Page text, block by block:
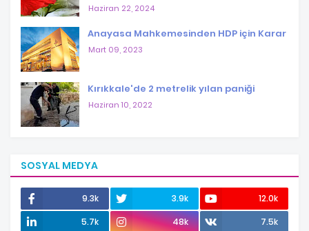
Haziran 22, 2024
Anayasa Mahkemesinden HDP için Karar
Mart 09, 2023
Kırıkkale'de 2 metrelik yılan paniği
Haziran 10, 2022
SOSYAL MEDYA
9.3k 3.9k
12.0k
5.7k
48k 7.5k